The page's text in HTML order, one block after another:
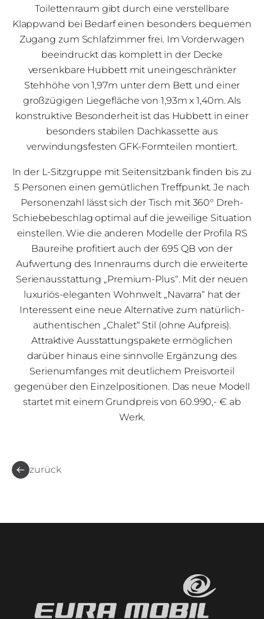
Toilettenraum gibt durch eine verstellbare
Klappwand bei Bedarf einen besonders bequemen
Zugang zum Schlafzimmer frei. Im Vorderwagen
beeindruckt das komplett in der Decke
versenkbare Hubbett mit uneingeschränkter
Stehhöhe von 1,97m unter dem Bett und einer
großzügigen Liegefläche von 1,93m x 1,40m. Als
konstruktive Besonderheit ist das Hubbett in einer
besonders stabilen Dachkassette aus
verwindungsfesten GFK-Formteilen montiert.
In der L-Sitzgruppe mit Seitensitzbank finden bis zu
5 Personen einen gemütlichen Treffpunkt. Je nach
Personenzahl lässt sich der Tisch mit 360° Dreh-
Schiebebeschlag optimal auf die jeweilige Situation
einstellen. Wie die anderen Modelle der Profila RS
Baureihe profitiert auch der 695 QB von der
Aufwertung des Innenraums durch die erweiterte
Serienausstattung „Premium-Plus“. Mit der neuen
luxuriös-eleganten Wohnwelt „Navarra“ hat der
Interessent eine neue Alternative zum natürlich-
authentischen „Chalet“ Stil (ohne Aufpreis).
Attraktive Ausstattungspakete ermöglichen
darüber hinaus eine sinnvolle Ergänzung des
Serienumfanges mit deutlichem Preisvorteil
gegenüber den Einzelpositionen. Das neue Modell
startet mit einem Grundpreis von 60.990,- € ab
Werk.
zurück